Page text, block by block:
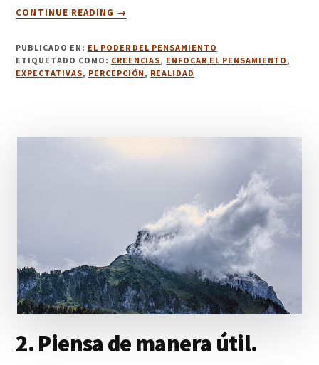
CONTINUE READING
ACERCA
REALIDAD
Y
→
PUBLICADO EN: EL PODER DEL PENSAMIENTO
ETIQUETADO COMO: CREENCIAS, ENFOCAR EL PENSAMIENTO ,
EXPECTATIVAS, PERCEPCIÓN , REALIDAD
2. Piensa de manera útil.